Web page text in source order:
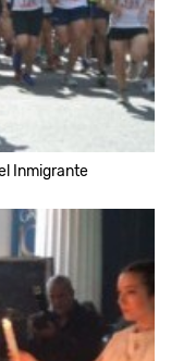
Inmigrante